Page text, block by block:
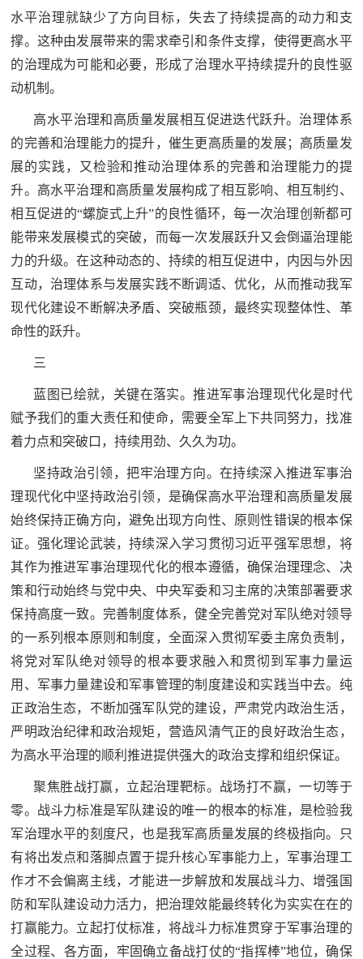
红
色
文
关
于
们
水平治理就缺少了方向目标，失去了持续提高的动力和支
撑。这种由发展带来的需求牵引和条件支撑，使得更高水平
的治理成为可能和必要，形成了治理水平持续提升的良性驱
动机制。
高水平治理和高质量发展相互促进迭代跃升。治理体系
的完善和治理能力的提升，催生更高质量的发展；高质量发
展的实践，又检验和推动治理体系的完善和治理能力的提
升。高水平治理和高质量发展构成了相互影响、相互制约、
相互促进的“螺旋式上升”的良性循环，每一次治理创新都可
能带来发展模式的突破，而每一次发展跃升又会倒逼治理能
力的升级。在这种动态的、持续的相互促进中，内因与外因
互动，治理体系与发展实践不断调适、优化，从而推动我军
现代化建设不断解决矛盾、突破瓶颈，最终实现整体性、革
命性的跃升。
三
蓝图已绘就，关键在落实。推进军事治理现代化是时代
赋予我们的重大责任和使命，需要全军上下共同努力，找准
着力点和突破口，持续用劲、久久为功。
坚持政治引领，把牢治理方向。在持续深入推进军事治
理现代化中坚持政治引领，是确保高水平治理和高质量发展
始终保持正确方向，避免出现方向性、原则性错误的根本保
证。强化理论武装，持续深入学习贯彻习近平强军思想，将
其作为推进军事治理现代化的根本遵循，确保治理理念、决
策和行动始终与党中央、中央军委和习主席的决策部署要求
保持高度一致。完善制度体系，健全完善党对军队绝对领导
的一系列根本原则和制度，全面深入贯彻军委主席负责制，
将党对军队绝对领导的根本要求融入和贯彻到军事力量运
用、军事力量建设和军事管理的制度建设和实践当中去。纯
正政治生态，不断加强军队党的建设，严肃党内政治生活，
严明政治纪律和政治规矩，营造风清气正的良好政治生态，
为高水平治理的顺利推进提供强大的政治支撑和组织保证。
聚焦胜战打赢，立起治理靶标。战场打不赢，一切等于
零。战斗力标准是军队建设的唯一的根本的标准，是检验我
军治理水平的刻度尺，也是我军高质量发展的终极指向。只
有将出发点和落脚点置于提升核心军事能力上，军事治理工
作才不会偏离主线，才能进一步解放和发展战斗力、增强国
防和军队建设动力活力，把治理效能最终转化为实实在在的
打赢能力。立起打仗标准，将战斗力标准贯穿于军事治理的
全过程、各方面，牢固确立备战打仗的“指挥棒”地位，确保